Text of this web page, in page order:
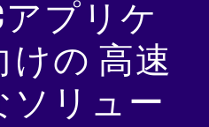
アプリケ
けの 高速
ソリュー